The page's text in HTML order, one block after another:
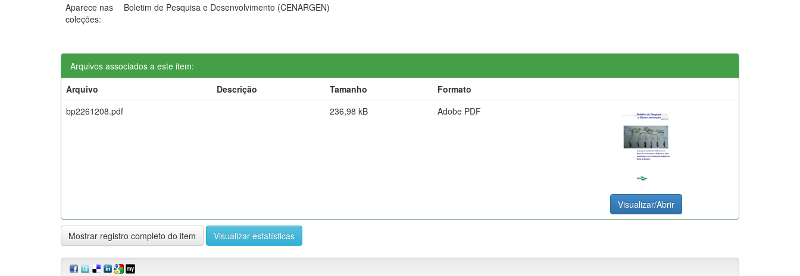
Aparece nas
coleções:
Boletim de Pesquisa e Desenvolvimento (CENARGEN)
Arquivos associados a este item:
Arquivo
Descrição Tamanho
Formato
bp2261208.pdf
236,98 kB Adobe PDF
Visualizar/Abrir
Mostrar registro completo do item Visualizar estatísticas